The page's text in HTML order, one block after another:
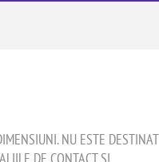
NU ESTE DESTINAT